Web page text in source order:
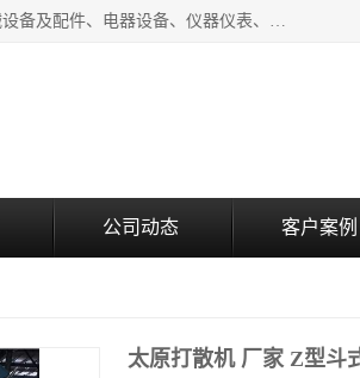
上海拜肯机械设备有限公司成立于2008年，注册地位于上海市浦东新区。经营范围包括机械设备及配件、电器设备、仪器仪表、化工原料及产品、软件及辅助设备，机械设备及配件的制造、加工等；主要产品有：气力输送，小袋倒袋站，吨袋倒袋站，倒桶机，集装箱卸料系统，Z型斗式输送机，螺旋输送机，管链输送机，真空上料机，流化器，配混料系统，软管等。
公司动态 客户案例
太原打散机 厂家 Z型斗